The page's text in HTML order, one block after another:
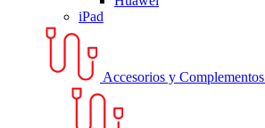
iPad
Accesorios y Complementos